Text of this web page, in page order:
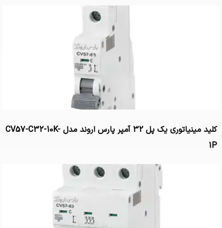
کلید مینیاتوری یک پل 32 آمپر پارس اروند مدل CV57-C32-10K-
1P